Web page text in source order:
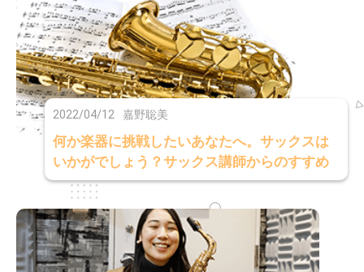
2022/04/12 嘉野聡美
何か楽器に挑戦したいあなたへ。サックスは
いかがでしょう？サックス講師からのすすめ